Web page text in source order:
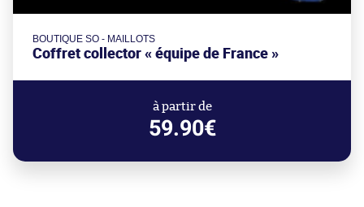
BOUTIQUE SO - MAILLOTS
Coffret collector « équipe de France »
à partir de
59.90€